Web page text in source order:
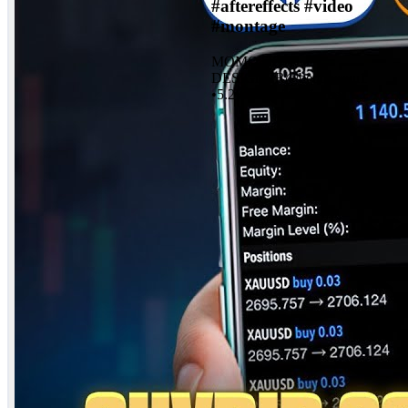
#aftereffects #video
#montage
MOMOTION
DESIGNER@benoussou1
•5.2K